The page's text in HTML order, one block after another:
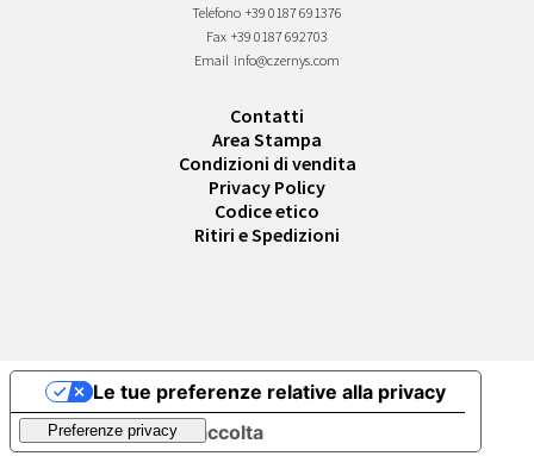
Telefono +39 0187 691376
Fax +39 0187 692703
Email info@czernys.com
Contatti
Area Stampa
Condizioni di vendita
Privacy Policy
Codice etico
Ritiri e Spedizioni
Informativa sulla raccolta
Le tue preferenze relative alla privacy